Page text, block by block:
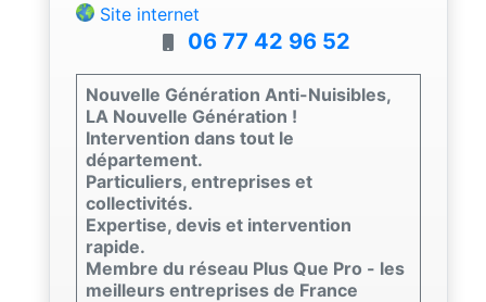
Site internet
06 77 42 96 52
Nouvelle Génération Anti-Nuisibles,
LA Nouvelle Génération !
Intervention dans tout le
département.
Particuliers, entreprises et
collectivités.
Expertise, devis et intervention
rapide.
Membre du réseau Plus Que Pro - les
meilleurs entreprises de France